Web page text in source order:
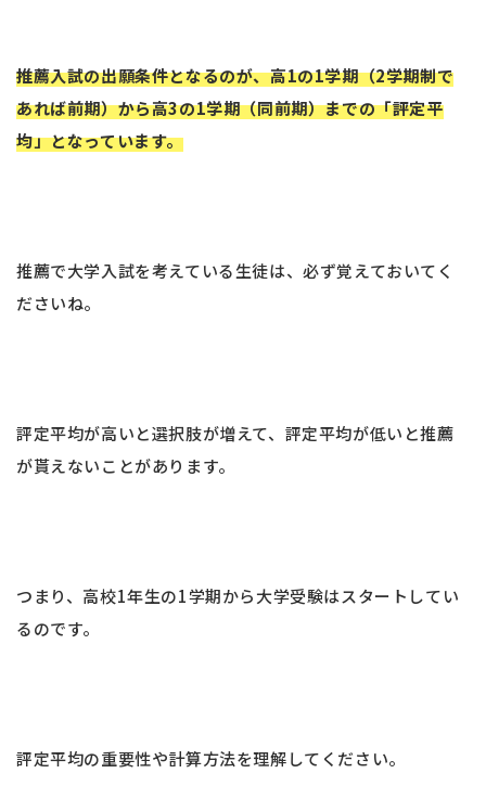
推薦入試の出願条件となるのが、高1の1学期（2学期制で
あれば前期）から高3の1学期（同前期）までの「評定平
均」となっています。
推薦で大学入試を考えている生徒は、必ず覚えておいてく
ださいね。
評定平均が高いと選択肢が増えて、評定平均が低いと推薦
が貰えないことがあります。
つまり、高校1年生の1学期から大学受験はスタートしてい
るのです。
評定平均の重要性や計算方法を理解してください。